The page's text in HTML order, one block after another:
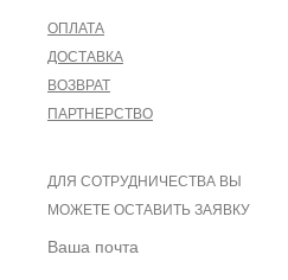
ДЛЯ СОТРУДНИЧЕСТВА ВЫ
МОЖЕТЕ ОСТАВИТЬ ЗАЯВКУ
Ваша почта
ОПЛАТА
ДОСТАВКА
ВОЗВРАТ
ПАРТНЕРСТВО